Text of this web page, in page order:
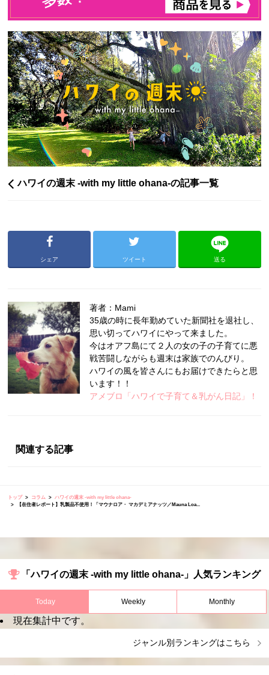
ハワイの週末 -with my little ohana-の記事一覧
シェア ツイート 送る
著者：Mami
35歳の時に長年勤めていた新聞社を退社し、
思い切ってハワイにやって来ました。
今はオアフ島にて２人の女の子の子育てに悪
戦苦闘しながらも週末は家族でのんびり。
ハワイの風を皆さんにもお届けできたらと思
います！！
アメブロ「ハワイで子育て＆乳がん日記」！
関連する記事
トップ コラム
ハワイの週末 -with my little ohana-
【在住者レポート】乳製品不使用！「マウナロア・ マカデミアナッツ／Mauna Loa...
「ハワイの週末 -with my little ohana-」人気ランキング
Today Weekly Monthly
現在集計中です。
ジャンル別ランキングはこちら